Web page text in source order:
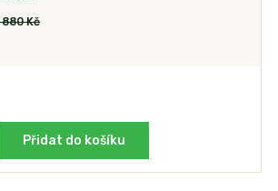
880 Kč
Přidat do košíku